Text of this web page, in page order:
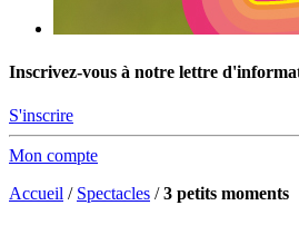
Inscrivez-vous à notre lettre
S'inscrire
Mon compte
Accueil / Spectacles /3 petits moments